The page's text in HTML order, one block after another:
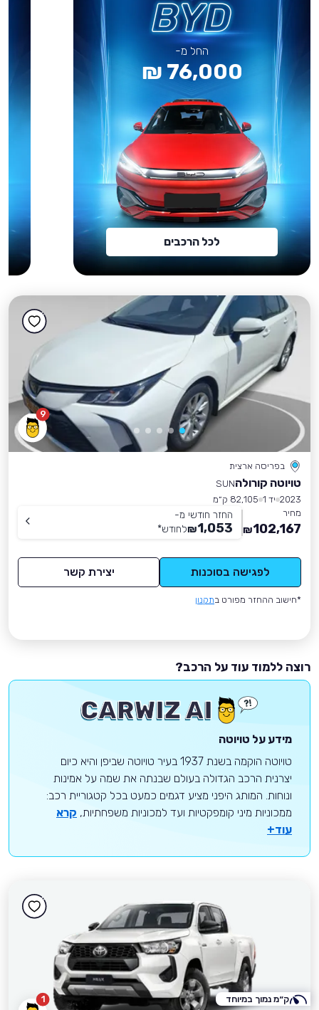
החל מ-
76,000 ₪
לכל הרכבים
9
בפריסה ארצית
טויוטה קורולהSUN
2023 יד 1
82,105 ק״מ
מחיר
102,167
₪
החזר חודשי מ-
1,053
₪לחודש*
לפגישה בסוכנות יצירת קשר
*חישוב ההחזר מפורט בתקנון
רוצה ללמוד עוד על הרכב?
מידע על טויוטה
טויוטה הוקמה בשנת 1937 בעיר טויוטה שביפן והיא כיום
יצרנית הרכב הגדולה בעולם שבנתה את שמה על אמינות
ונוחות. המותג היפני מציע דגמים כמעט בכל קטגוריית רכב:
ממכוניות מיני קומפקטיות ועד למכוניות משפחתיות, קרא
עוד+
1 ק״מ נמוך במיוחד